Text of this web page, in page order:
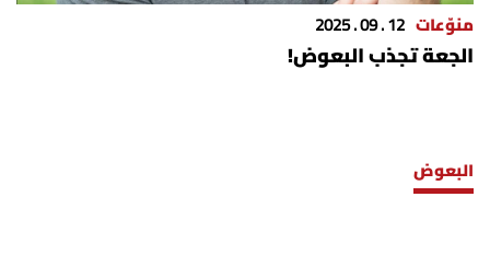
منوّعات 12 . 09 . 2025
الجعة تجذب البعوض!
البعوض